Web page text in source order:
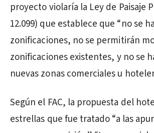
proyecto violaría la Ley de Paisaje
12.099) que establece que “no se
zonificaciones, no se permitirán
zonificaciones existentes, y no se
nuevas zonas comerciales u
Según el FAC, la propuesta del
estrellas que fue tratado “a las